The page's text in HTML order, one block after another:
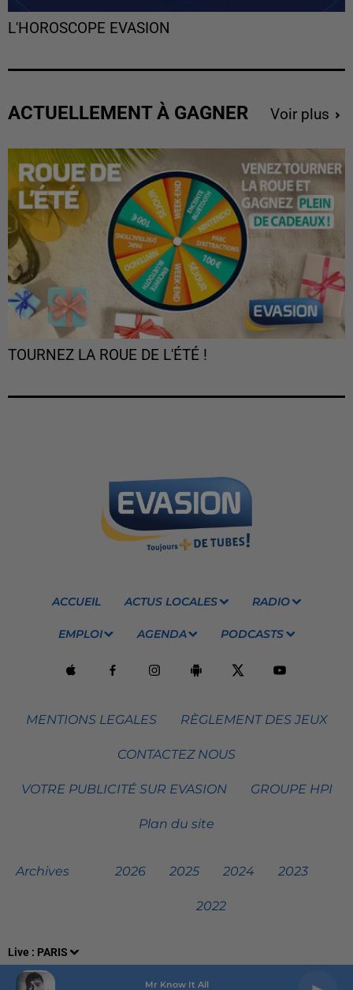
Live : PARIS
Mr Know It All
L'HOROSCOPE EVASION
ACTUELLEMENT À GAGNER Voir plus
TOURNEZ LA ROUE DE L'ÉTÉ !
ACCUEIL ACTUS LOCALES RADIO
EMPLOI AGENDA PODCASTS
MENTIONS LEGALES RÈGLEMENT DES JEUX
CONTACTEZ NOUS
VOTRE PUBLICITÉ SUR EVASION GROUPE HPI
Plan du site
Archives 2026 2025 2024 2023
2022